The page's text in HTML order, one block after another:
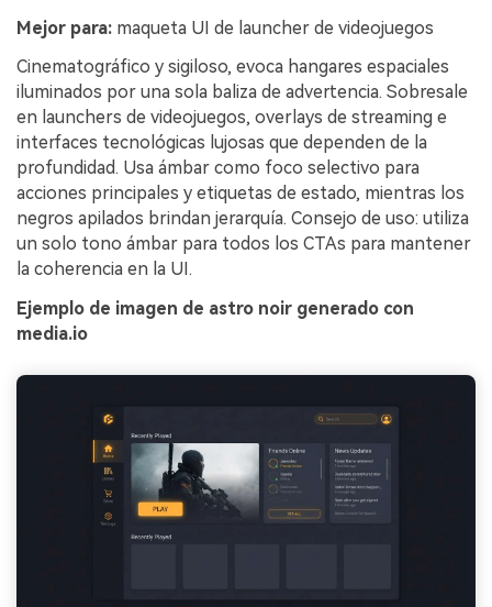
Mejor para: maqueta UI de launcher de videojuegos
Cinematográfico y sigiloso, evoca hangares espaciales
iluminados por una sola baliza de advertencia. Sobresale
en launchers de videojuegos, overlays de streaming e
interfaces tecnológicas lujosas que dependen de la
profundidad. Usa ámbar como foco selectivo para
acciones principales y etiquetas de estado, mientras los
negros apilados brindan jerarquía. Consejo de uso: utiliza
un solo tono ámbar para todos los CTAs para mantener
la coherencia en la UI.
Ejemplo de imagen de astro noir generado con
media.io